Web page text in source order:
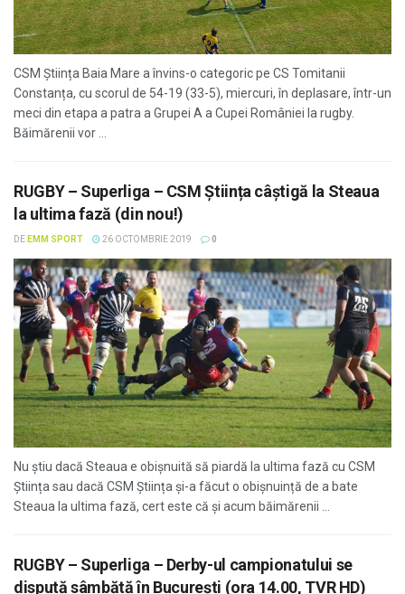
CSM Știința Baia Mare a învins-o categoric pe CS Tomitanii
Constanța, cu scorul de 54-19 (33-5), miercuri, în deplasare, într-un
meci din etapa a patra a Grupei A a Cupei României la rugby.
Băimărenii vor ...
RUGBY – Superliga – CSM Știința câștigă la Steaua
la ultima fază (din nou!)
DE EMM SPORT 26 OCTOMBRIE 2019 0
Nu știu dacă Steaua e obișnuită să piardă la ultima fază cu CSM
Știința sau dacă CSM Știința și-a făcut o obișnuință de a bate
Steaua la ultima fază, cert este că și acum băimărenii ...
RUGBY – Superliga – Derby-ul campionatului se
dispută sâmbătă în București (ora 14.00, TVR HD)